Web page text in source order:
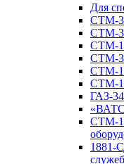
Для
СТМ-
СТМ-
СТМ-
СТМ-
СТМ-
СТМ-
ГАЗ-
СТМ-
1881-